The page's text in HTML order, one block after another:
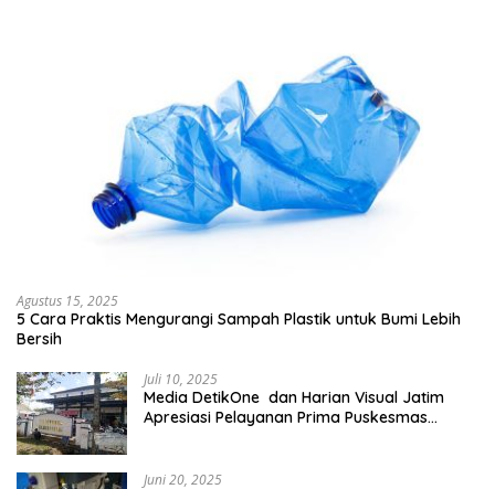
Agustus 15, 2025
5 Cara Praktis Mengurangi Sampah Plastik untuk Bumi Lebih
Bersih
Juli 10, 2025
Media DetikOne dan Harian Visual Jatim
Apresiasi Pelayanan Prima Puskesmas
Juni 20, 2025